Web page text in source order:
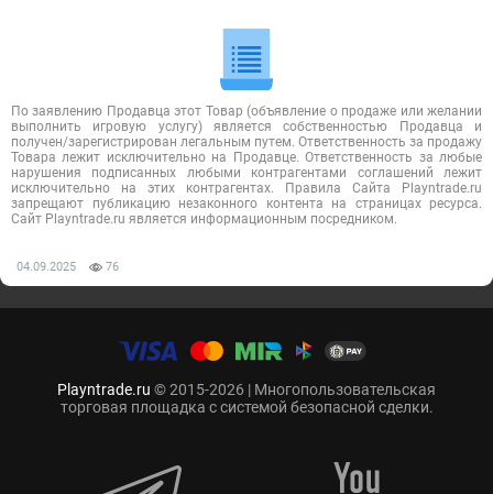
По заявлению Продавца этот Товар (объявление о продаже или желании
выполнить игровую услугу) является собственностью Продавца и
получен/зарегистрирован легальным путем. Ответственность за продажу
Товара лежит исключительно на Продавце. Ответственность за любые
нарушения подписанных любыми контрагентами соглашений лежит
исключительно на этих контрагентах. Правила Сайта Playntrade.ru
запрещают публикацию незаконного контента на страницах ресурса.
Сайт Playntrade.ru является информационным посредником.
04.09.2025 76
Playntrade.ru © 2015-2026 | Многопользовательская
торговая площадка с системой безопасной сделки.